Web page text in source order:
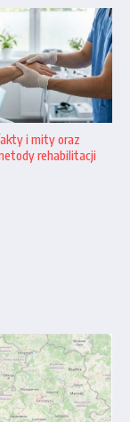
i mity oraz
rehabilitacji